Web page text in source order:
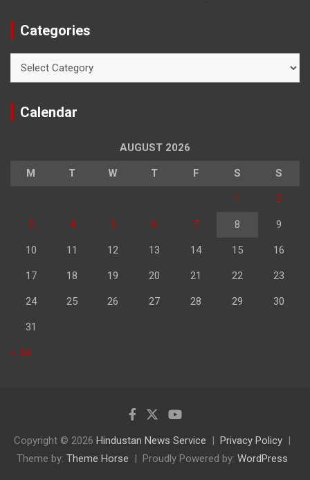
Categories
Calendar
AUGUST 2026
M T W T F S S
1 2
3 4 5 6 7 8 9
10 11 12 13 14 15 16
17 18 19 20 21 22 23
24 25 26 27 28 29 30
31
« Jul
Copyright © 2026 Hindustan News Service
Privacy Policy
Theme by: Theme Horse Proudly Powered by: WordPress